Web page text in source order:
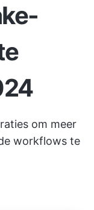
om meer
workflows te